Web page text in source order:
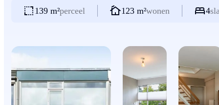
139 m²perceel 123 m²wonen 4